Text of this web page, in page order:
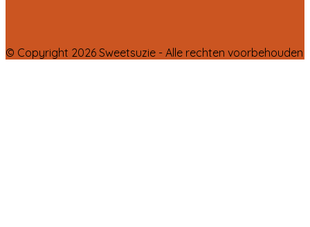
© Copyright 2026 Sweetsuzie - Alle rechten voorbehouden